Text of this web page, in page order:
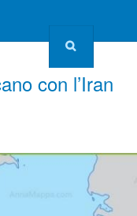
con l’Iran